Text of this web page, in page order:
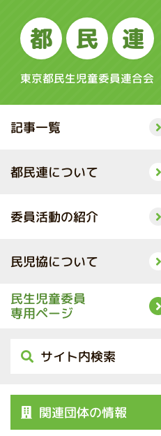
都 民 連
東京都民生児童委員連合会
記事一覧
都民連について
委員活動の紹介
民児協について
民生児童委員
専用ページ
サイト内検索
関連団体の情報